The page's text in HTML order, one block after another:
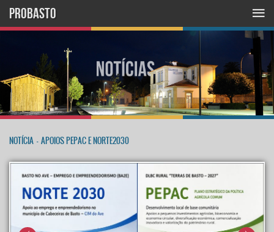
PROBASTO
NOTÍCIA - APOIOS PEPAC E NORTE2030